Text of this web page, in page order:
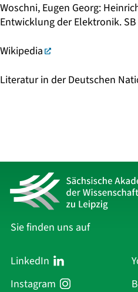
Woschni, Eugen Georg:
Entwicklung der Elektronik. SB
Wikipedia
Literatur in der Deutschen
Sie finden uns auf
LinkedIn
Instagram